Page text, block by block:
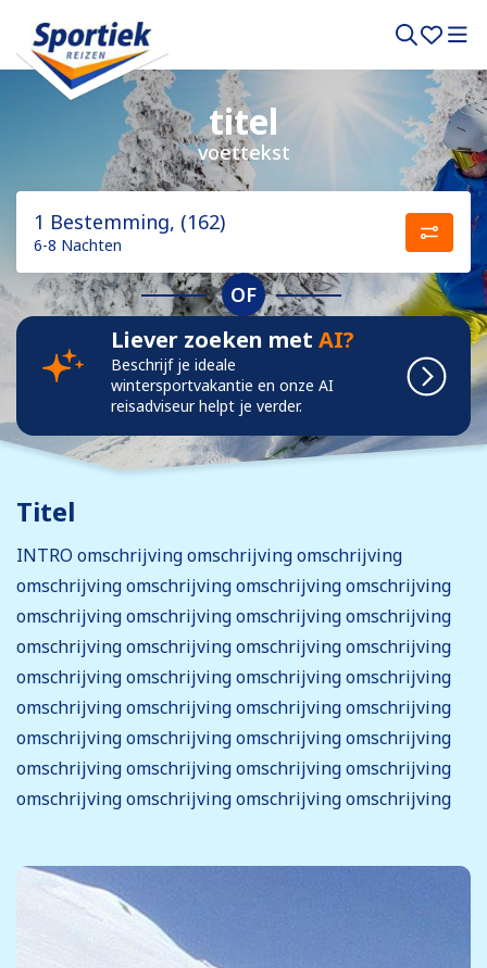
titel
voettekst
1 Bestemming, (162)
6-8 Nachten
OF
Liever zoeken met AI?
Beschrijf je ideale
wintersportvakantie en onze AI
reisadviseur helpt je verder.
Titel
INTRO omschrijving omschrijving omschrijving
omschrijving omschrijving omschrijving omschrijving
omschrijving omschrijving omschrijving omschrijving
omschrijving omschrijving omschrijving omschrijving
omschrijving omschrijving omschrijving omschrijving
omschrijving omschrijving omschrijving omschrijving
omschrijving omschrijving omschrijving omschrijving
omschrijving omschrijving omschrijving omschrijving
omschrijving omschrijving omschrijving omschrijving